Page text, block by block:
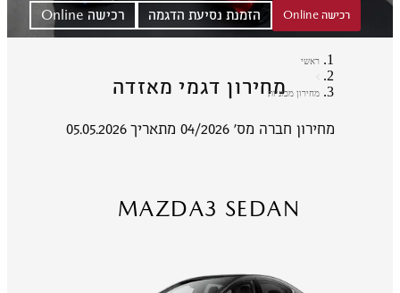
רכישה Online הזמנת נסיעת הדגמה רכישה Online
ראשי
מחירון מכוניותמחירון דגמי מאזדה
מחירון חברה מס' 04/2026 מתאריך 05.05.2026
MAZDA3 SEDAN